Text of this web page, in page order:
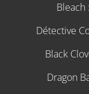
Détective
Black
Dragon